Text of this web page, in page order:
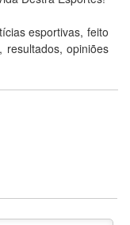
esportivas, feito
resultados, opiniões